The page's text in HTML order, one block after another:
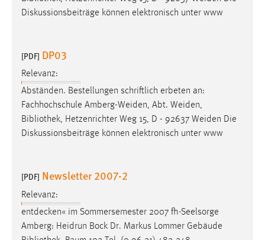
Diskussionsbeiträge können elektronisch unter www
[PDF] DP03
Relevanz:
Abständen. Bestellungen schriftlich erbeten an:
Fachhochschule Amberg-Weiden, Abt. Weiden,
Bibliothek, Hetzenrichter Weg 15, D - 92637 Weiden Die
Diskussionsbeiträge können elektronisch unter www
[PDF] Newsletter 2007-2
Relevanz:
entdecken« im Sommersemester 2007 fh-Seelsorge
Amberg: Heidrun Bock Dr. Markus Lommer Gebäude